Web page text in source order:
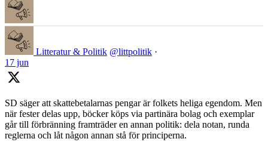
Litteratur & Politik @littpolitik ·
17 jun
SD säger att skattebetalarnas pengar är folkets heliga egendom. Men
när fester delas upp, böcker köps via partinära bolag och exemplar
går till förbränning framträder en annan politik: dela notan, runda
reglerna och låt någon annan stå för principerna.